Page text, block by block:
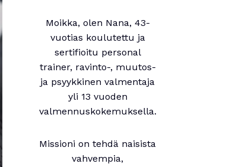
Moikka, olen Nana, 43-
vuotias koulutettu ja
sertifioitu personal
trainer, ravinto-, muutos-
ja psyykkinen valmentaja
yli 13 vuoden
valmennuskokemuksella.
Missioni on tehdä naisista
vahvempia,